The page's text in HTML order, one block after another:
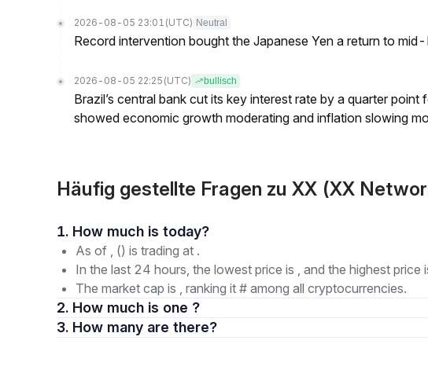
2026-08-05 23:01 (UTC) Neutral
Record intervention bought the Japanese Yen a return to
2026-08-05 22:25 (UTC) bullisch
Brazil’s central bank cut its key interest rate by a quarter
showed economic growth moderating and inflation slowing
Häufig gestellte Fragen zu XX (XX
1. How much is today?
As of , () is trading at .
In the last 24 hours, the lowest price is , and the highest price
The market cap is , ranking it # among all cryptocurrencies.
2. How much is one ?
3. How many are there?